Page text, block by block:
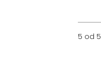
5 od 5